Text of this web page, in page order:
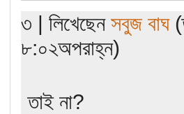
৩ | লিখেছেন সবুজ বাঘ
৮:০২অপরাহ্ন)
তাই না?